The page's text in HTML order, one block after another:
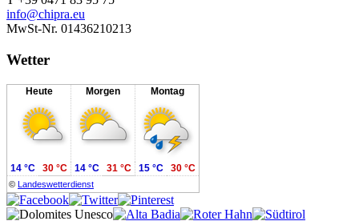
info@chipra.eu
MwSt-Nr. 01436210213
Wetter
Heute Morgen Montag
© Landeswetterdienst
14 °C 30 °C 14 °C 31 °C 15 °C 30 °C